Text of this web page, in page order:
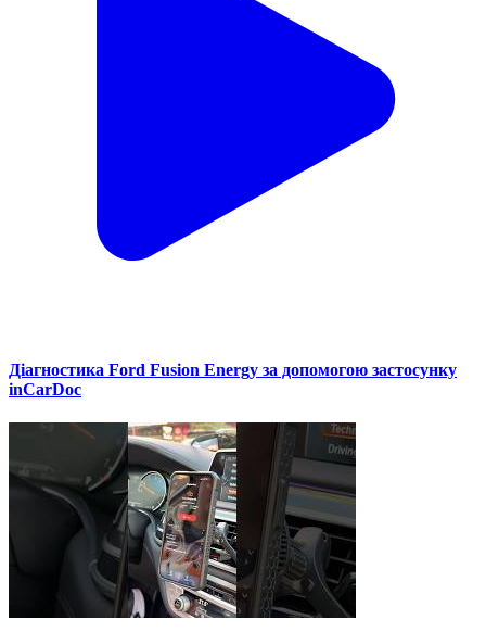
Діагностика Ford Fusion Energy за допомогою застосунку
inCarDoc